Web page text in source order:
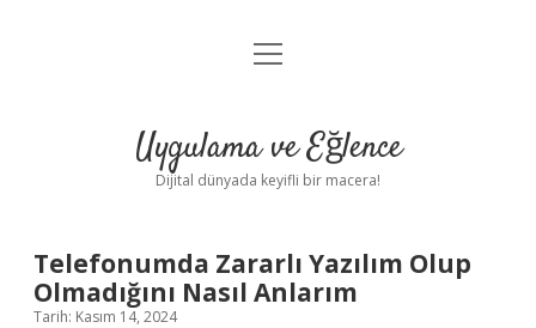
Anasayfa
Yasal Uyarı
menüyü
Uygulama ve Eğlence
Dijital dünyada keyifli bir macera!
Telefonumda Zararlı Yazılım Olup
Olmadığını Nasıl Anlarım
Tarih: Kasım 14, 2024